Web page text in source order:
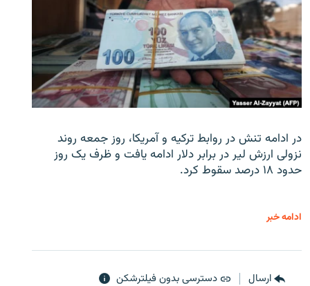
در ادامه تنش در روابط ترکیه و آمریکا، روز جمعه روند
نزولی ارزش لیر در برابر دلار ادامه یافت و ظرف یک روز
حدود ۱۸ درصد سقوط کرد.
ادامه خبر
ارسال دسترسی بدون فیلترشکن